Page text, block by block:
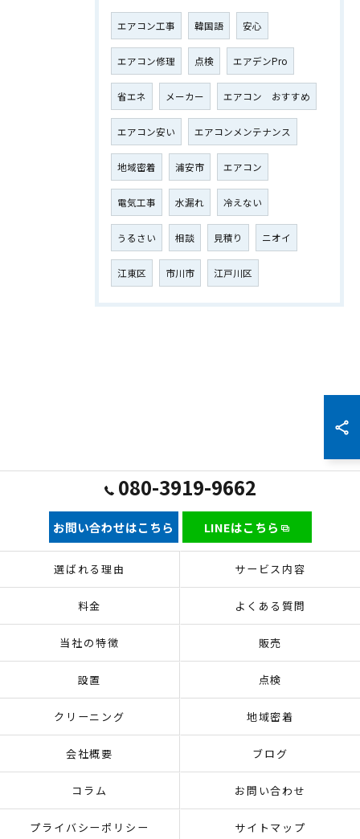
エアコン工事 韓国語 安心
エアコン修理 点検 エアデンPro
省エネ メーカー エアコン おすすめ
エアコン安い エアコンメンテナンス
地域密着 浦安市 エアコン
電気工事 水漏れ 冷えない
うるさい 相談 見積り ニオイ
江東区 市川市 江戸川区
080-3919-9662
お問い合わせはこちら LINEはこちら
選ばれる理由 サービス内容
料金 よくある質問
当社の特徴 販売
設置 点検
クリーニング 地域密着
会社概要 ブログ
コラム お問い合わせ
プライバシーポリシー サイトマップ